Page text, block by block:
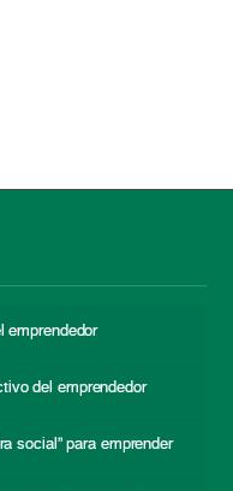
emprendedor
del emprendedor
social” para emprender